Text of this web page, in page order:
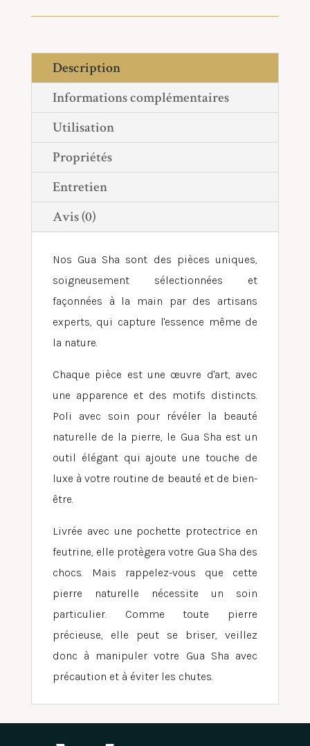
Coeur
Visage
Description
Informations complémentaires
Utilisation
Propriétés
Entretien
Avis (0)
Nos Gua Sha sont des pièces uniques,
soigneusement sélectionnées et
façonnées à la main par des artisans
experts, qui capture l'essence même de
la nature.
Chaque pièce est une œuvre d'art, avec
une apparence et des motifs distincts.
Poli avec soin pour révéler la beauté
naturelle de la pierre, le Gua Sha est un
outil élégant qui ajoute une touche de
luxe à votre routine de beauté et de bien-
être.
Livrée avec une pochette protectrice en
feutrine, elle protègera votre Gua Sha des
chocs. Mais rappelez-vous que cette
pierre naturelle nécessite un soin
particulier. Comme toute pierre
précieuse, elle peut se briser, veillez
donc à manipuler votre Gua Sha avec
précaution et à éviter les chutes.